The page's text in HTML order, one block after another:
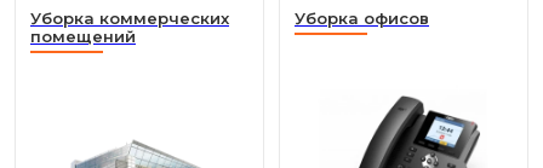
Уборка коммерческих
помещений
Уборка офисов